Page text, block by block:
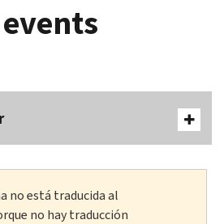
no está traducida al
no hay traducción